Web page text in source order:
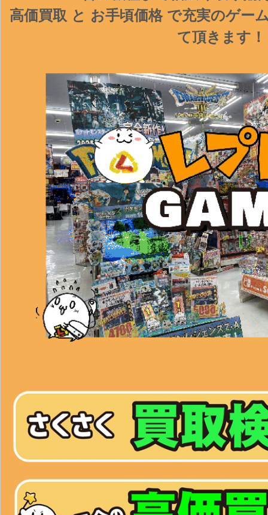
高価買取 と お手頃価格 で充実のゲー
て頂きます！